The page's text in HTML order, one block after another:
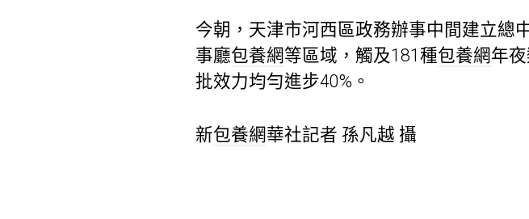
今朝，天津市河西區政務辦事中間建立總
事廳包養網等區域，觸及181種包養網年
批效力均勻進步40%。
新包養網華社記者 孫凡越 攝